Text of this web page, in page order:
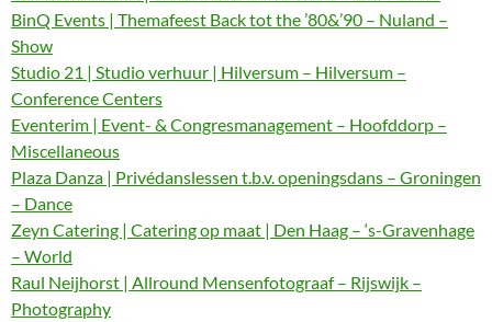
BinQ Events | Themafeest Back tot the ’80&’90 – Nuland –
Show
Studio 21 | Studio verhuur | Hilversum – Hilversum –
Conference Centers
Eventerim | Event- & Congresmanagement – Hoofddorp –
Miscellaneous
Plaza Danza | Privédanslessen t.b.v. openingsdans – Groningen
– Dance
Zeyn Catering | Catering op maat | Den Haag – ‘s-Gravenhage
– World
Raul Neijhorst | Allround Mensenfotograaf – Rijswijk –
Photography